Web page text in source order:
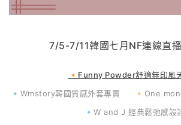
7/5-7/11韓國七月NF連線直
🔸Funny Powder舒適無印風
🔹Wmstory韓國質感外套專賣
🔸One
🔹W and J 經典鬆弛感設